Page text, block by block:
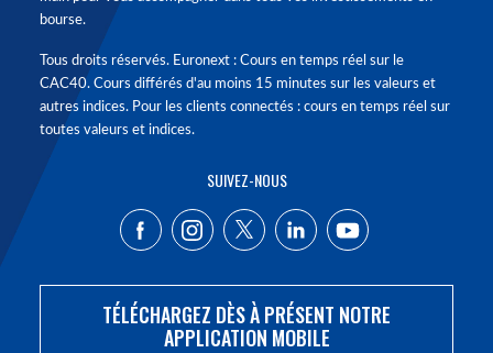
bourse.
Tous droits réservés. Euronext : Cours en temps réel sur le
CAC40. Cours différés d'au moins 15 minutes sur les valeurs et
autres indices. Pour les clients connectés : cours en temps réel sur
toutes valeurs et indices.
SUIVEZ-NOUS
TÉLÉCHARGEZ DÈS À PRÉSENT NOTRE
APPLICATION MOBILE